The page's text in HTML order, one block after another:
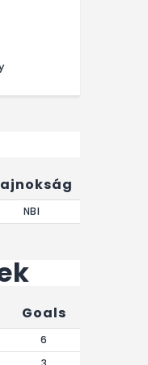
NBI
Goals
6